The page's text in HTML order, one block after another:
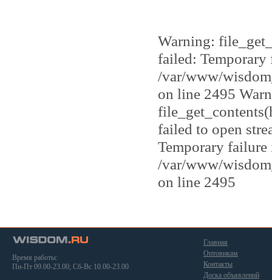
Warning:
failed:
/var/www/
on line 2495
failed to open
Temporary
/var/www/
on line 2495
Время работы:
Пн-Пт 09.00-23.00; Сб-Вс 10.00-23.00
Главная
Оптовикам
Контакты
Доска объявлений